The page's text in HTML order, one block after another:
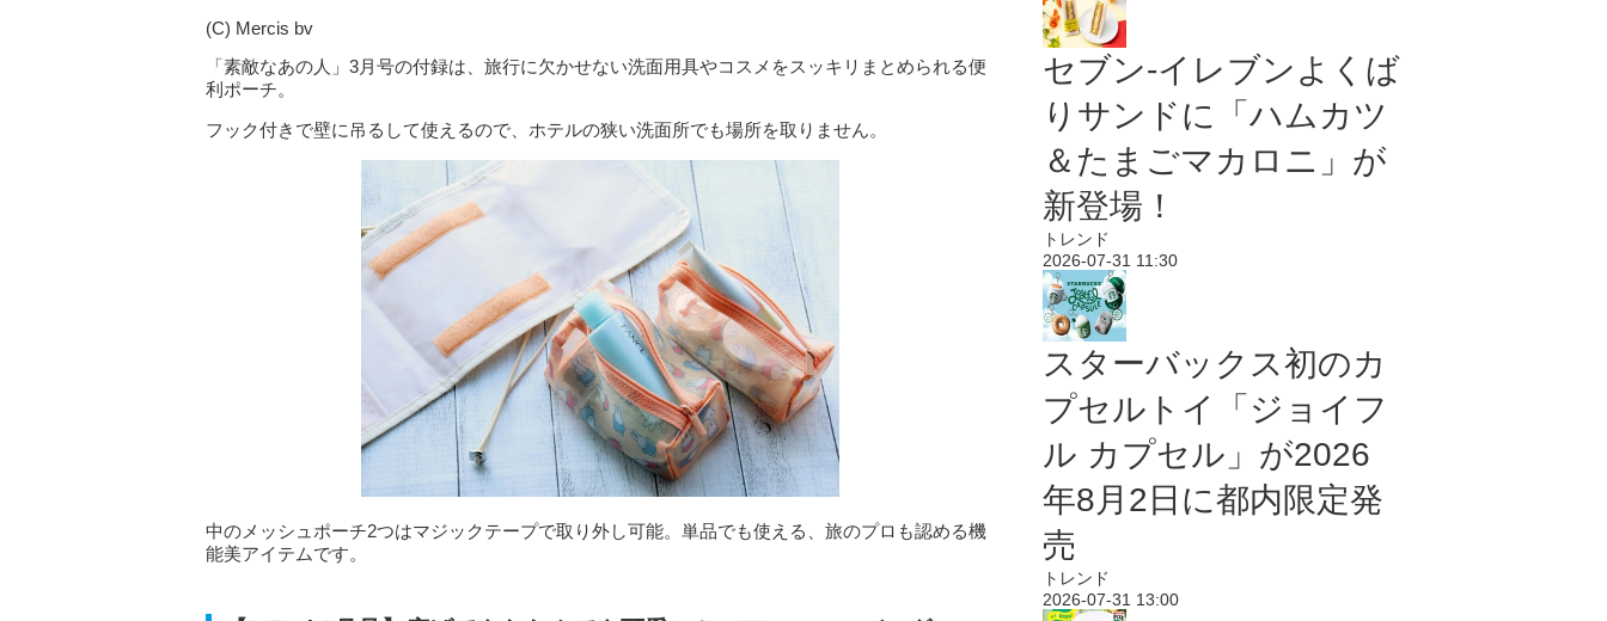
(C) Mercis bv
「素敵なあの人」3月号の付録は、旅行に欠かせない洗面用具やコスメをスッキリまとめられる便
利ポーチ。
フック付きで壁に吊るして使えるので、ホテルの狭い洗面所でも場所を取りません。
中のメッシュポーチ2つはマジックテープで取り外し可能。単品でも使える、旅のプロも認める機
能美アイテムです。
セブン‐イレブンよくば
りサンドに「ハムカツ
＆たまごマカロニ」が
新登場！
トレンド
2026-07-31 11:30
スターバックス初のカ
プセルトイ「ジョイフ
ル カプセル」が2026
年8月2日に都内限定発
売
トレンド
2026-07-31 13:00